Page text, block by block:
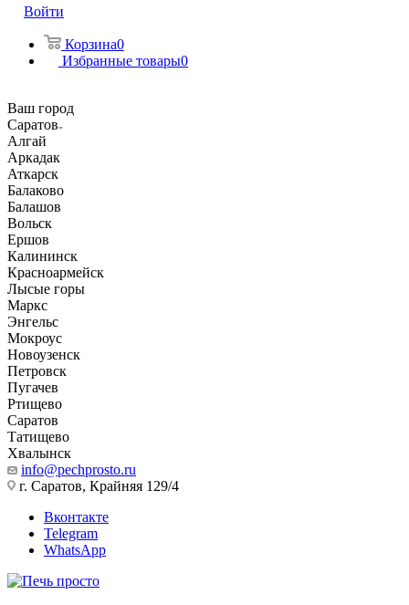
Войти
Корзина0
Избранные товары0
Ваш город
Саратов
Алгай
Аркадак
Аткарск
Балаково
Балашов
Вольск
Ершов
Калининск
Красноармейск
Лысые горы
Маркс
Энгельс
Мокроус
Новоузенск
Петровск
Пугачев
Ртищево
Саратов
Татищево
Хвалынск
info@pechprosto.ru
г. Саратов, Крайняя 129/4
Вконтакте
Telegram
WhatsApp